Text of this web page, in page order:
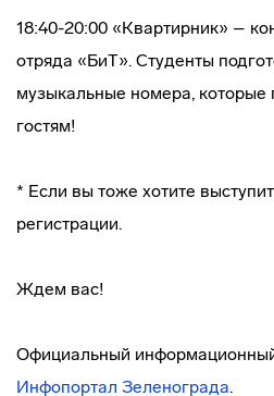
18:40-20:00 «Квартирник» –
отряда «БиТ». Студенты
музыкальные номера, которые
гостям!
* Если вы тоже хотите
регистрации.
Ждем вас!
Официальный
Инфопортал Зеленограда.